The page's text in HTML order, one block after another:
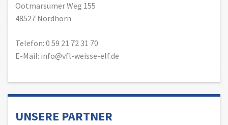
Ootmarsumer Weg 155
48527 Nordhorn
Telefon: 0 59 21 72 31 70
E-Mail: info@vfl-weisse-elf.de
UNSERE PARTNER